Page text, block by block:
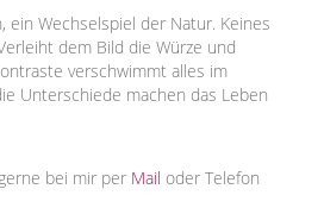
ein Wechselspiel der Natur. Keines
dem Bild die Würze und
verschwimmt alles im
Unterschiede machen das Leben
bei mir per Mail oder Telefon